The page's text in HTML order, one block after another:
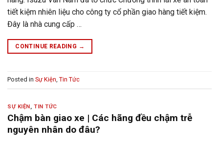
tiết kiệm nhiên liệu cho công ty cổ phần giao hàng tiết kiệm.
Đây là nhà cung cấp …
CONTINUE READING →
Posted in Sự Kiện, Tin Tức
SỰ KIỆN ,TIN TỨC
Chậm bàn giao xe | Các hãng đều chậm trễ
nguyên nhân do đâu?